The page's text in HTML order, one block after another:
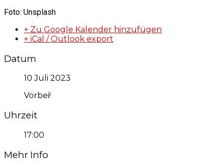
Foto: Unsplash
+ Zu Google Kalender hinzufügen
+ iCal / Outlook export
Datum
10 Juli 2023
Vorbei!
Uhrzeit
17:00
Mehr Info